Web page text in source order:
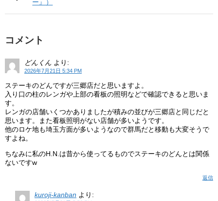
ー』）
コメント
どんくん より:
2026年7月21日 5:34 PM
ステーキのどんですが三郷店だと思いますよ。
入り口の柱のレンガや上部の看板の照明などで確認できると思いま
す。
レンガの店舗いくつかありましたが積みの並びが三郷店と同じだと
思います。また看板照明がない店舗が多いようです。
他のロケ地も埼玉方面が多いようなので群馬だと移動も大変そうで
すよね。
ちなみに私のH.N.は昔から使ってるものでステーキのどんとは関係
ないですw
返信
kuroji-kanban より: